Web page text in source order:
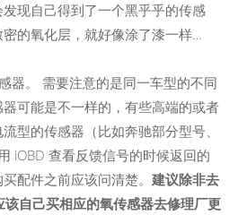
现自己得到了一个黑乎乎的传感
的氧化层，就好像涂了漆一样…
器。 需要注意的是同一车型的不同
可能是不一样的，有些高端的或者
型的传感器（比如奔驰部分型号、
iOBD 查看反馈信号的时候返回的
配件之前应该问清楚。 建议除非去
该自己买相应的氧传感器去修理厂更